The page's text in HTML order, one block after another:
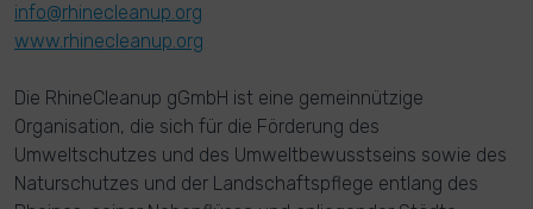
info@rhinecleanup.org
www.rhinecleanup.org
Die RhineCleanup gGmbH ist eine gemeinnützige
Organisation, die sich für die Förderung des
Umweltschutzes und des Umweltbewusstseins sowie des
Naturschutzes und der Landschaftspflege entlang des